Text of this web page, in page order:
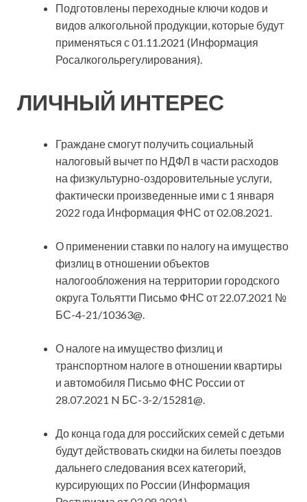
Подготовлены переходные ключи кодов и
видов алкогольной продукции, которые будут
применяться с 01.11.2021 (Информация
Росалкогольрегулирования).
ЛИЧНЫЙ ИНТЕРЕС
Граждане смогут получить социальный
налоговый вычет по НДФЛ в части расходов
на физкультурно-оздоровительные услуги,
фактически произведенные ими с 1 января
2022 года Информация ФНС от 02.08.2021.
О применении ставки по налогу на имущество
физлиц в отношении объектов
налогообложения на территории городского
округа Тольятти Письмо ФНС от 22.07.2021 №
БС-4-21/10363@.
О налоге на имущество физлиц и
транспортном налоге в отношении квартиры
и автомобиля Письмо ФНС России от
28.07.2021 N БС-3-2/15281@.
До конца года для российских семей с детьми
будут действовать скидки на билеты поездов
дальнего следования всех категорий,
курсирующих по России (Информация